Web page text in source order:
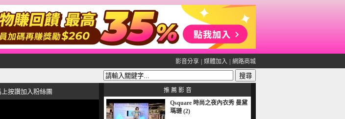
影音分享 媒體加入 網路商城
上按讚加入粉絲團
推 薦 影 音
Qsquare 時尚之夜內衣秀 曼黛
瑪璉 (2)